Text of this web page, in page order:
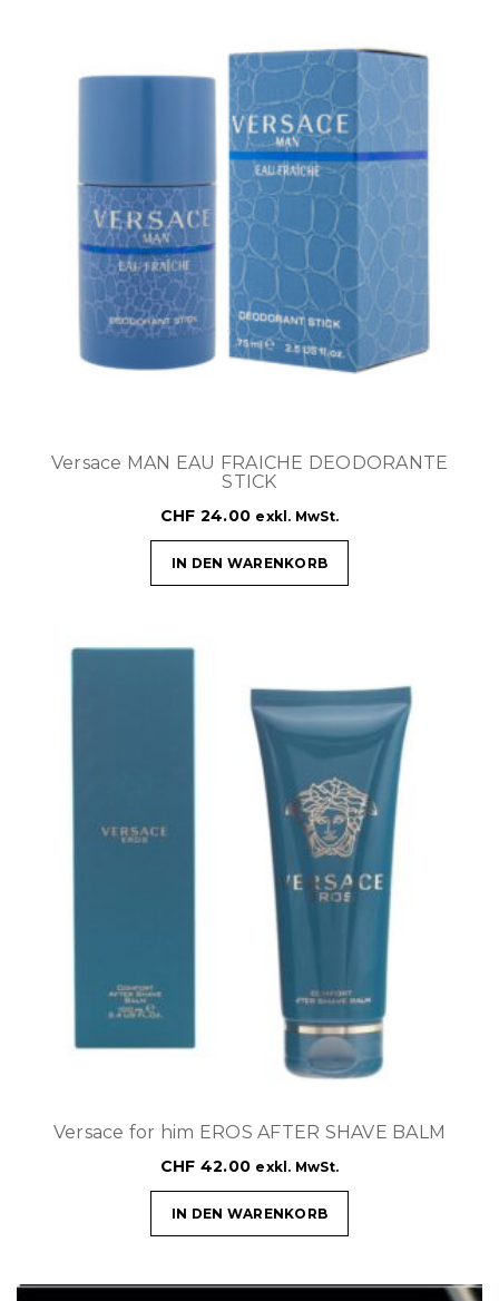
Versace MAN EAU FRAICHE DEODORANTE
STICK
CHF 24.00 exkl. MwSt.
IN DEN WARENKORB
Versace for him EROS AFTER SHAVE BALM
CHF 42.00 exkl. MwSt.
IN DEN WARENKORB